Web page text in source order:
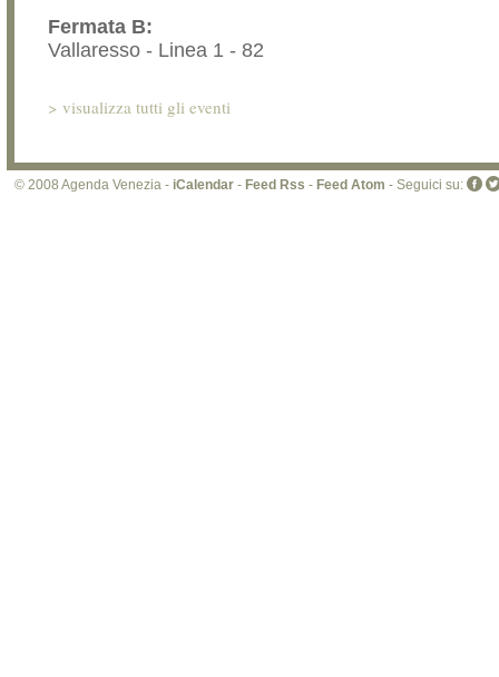
Fermata B:
Vallaresso - Linea 1 - 82
> visualizza tutti gli eventi
© 2008 Agenda Venezia - iCalendar - Feed Rss - Feed Atom - Seguici su: